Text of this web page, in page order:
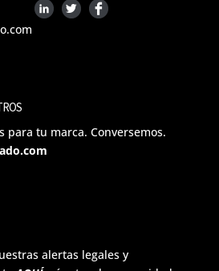
para tu marca. Conversemos.
alertas legales y